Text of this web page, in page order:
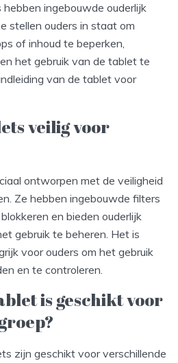
ingebouwde ouderlijk
stellen ouders in staat om
of inhoud te beperken,
het gebruik van de tablet te
van de tablet voor
veilig voor
ontworpen met de veiligheid
Ze hebben ingebouwde filters
en bieden ouderlijk
gebruik te beheren. Het is
voor ouders om het gebruik
en te controleren.
is geschikt voor
zijn geschikt voor verschillende